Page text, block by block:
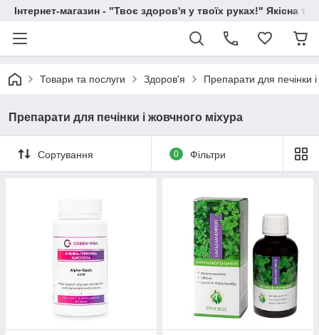
Інтернет-магазин - "Твоє здоров'я у твоїх руках!" Якісна
Товари та послуги Здоров'я Препарати для печінки
Препарати для печінки і жовчного міхура
Сортування 0 Фільтри